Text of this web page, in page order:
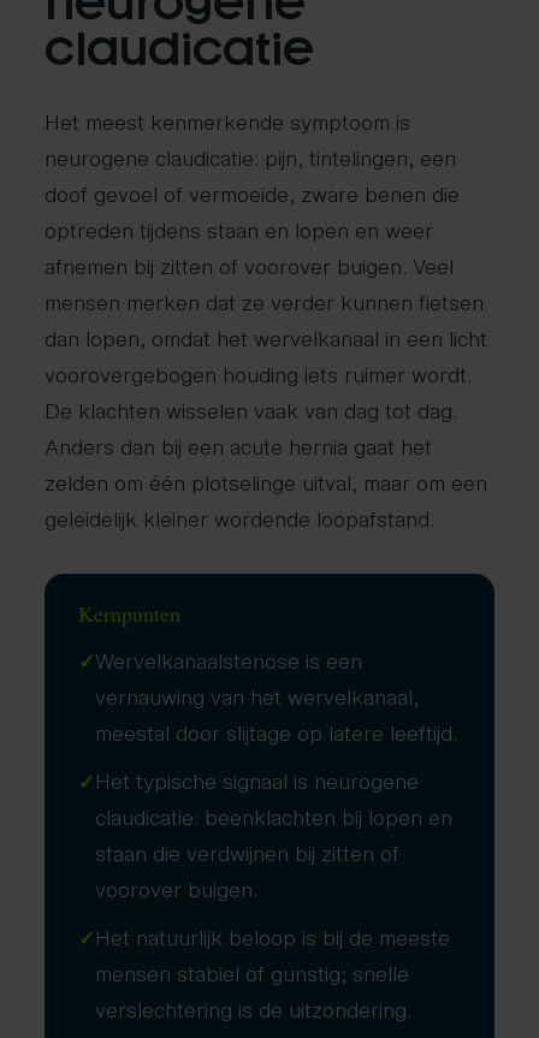
claudicatie
Het meest kenmerkende symptoom is
neurogene claudicatie: pijn, tintelingen, een
doof gevoel of vermoeide, zware benen die
optreden tijdens staan en lopen en weer
afnemen bij zitten of voorover buigen. Veel
mensen merken dat ze verder kunnen fietsen
dan lopen, omdat het wervelkanaal in een licht
voorovergebogen houding iets ruimer wordt.
De klachten wisselen vaak van dag tot dag.
Anders dan bij een acute hernia gaat het
zelden om één plotselinge uitval, maar om een
geleidelijk kleiner wordende loopafstand.
Kernpunten
✓Wervelkanaalstenose is een
vernauwing van het wervelkanaal,
meestal door slijtage op latere leeftijd.
✓Het typische signaal is neurogene
claudicatie: beenklachten bij lopen en
staan die verdwijnen bij zitten of
voorover buigen.
✓Het natuurlijk beloop is bij de meeste
mensen stabiel of gunstig; snelle
verslechtering is de uitzondering.